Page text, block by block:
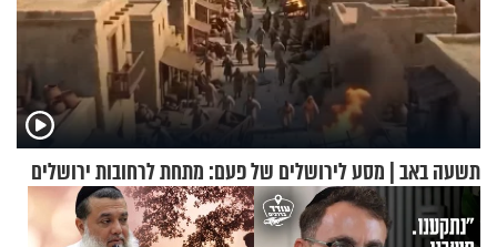
תשעה באב | מסע לירושלים של פעם: מתחת לרחובות ירושלים